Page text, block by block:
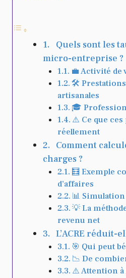
Quels sont les
micro-entreprise ?
💼 Activité de
🛠️
artisanales
🎓
⚠️ Ce que
réellement
Comment
charges ?
🧮 Exemple
d’affaires
📊
💡 La
revenu net
L’ACRE réduit-
🎯 Qui peut
📉 De
⚠️ Attention à